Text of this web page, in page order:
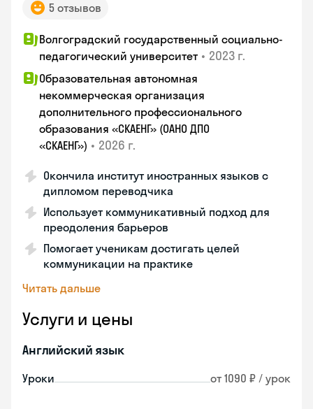
5 отзывов
Волгоградский государственный социально-
педагогический университет • 2023 г.
Образовательная автономная
некоммерческая организация
дополнительного профессионального
образования «СКАЕНГ» (ОАНО ДПО
«СКАЕНГ») • 2026 г.
Окончила институт иностранных языков с
дипломом переводчика
Использует коммуникативный подход для
преодоления барьеров
Помогает ученикам достигать целей
коммуникации на практике
Читать дальше
Услуги и цены
Английский язык
Уроки от 1090 ₽ / урок